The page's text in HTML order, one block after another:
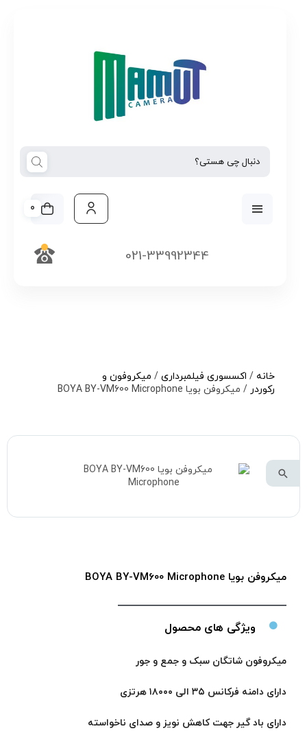
0
021-33992344
خانه / اکسسوری فیلمبرداری / میکروفون و
رکوردر / میکروفن بویا BOYA BY-VM600 Microphone
میکروفن بویا BOYA BY-VM600 Microphone
ویژگی های محصول
میکروفون شاتگان سبک و جمع و جور
دارای دامنه فرکانس ۳۵ الی ۱۸۰۰۰ هرتزی
دارای باد گیر جهت کاهش نویز و صدای ناخواسته